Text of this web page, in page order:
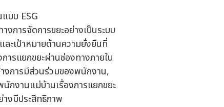
การจัดการขยะอย่างเป็นระบบ
ะเป้าหมายด้านความยั่งยืนที่
ารแยกขยะผ่านช่องทางภายใน
งการมีส่วนร่วมของพนักงาน,
กงานแม่บ้านเรื่องการแยกขยะ
งมีประสิทธิภาพ